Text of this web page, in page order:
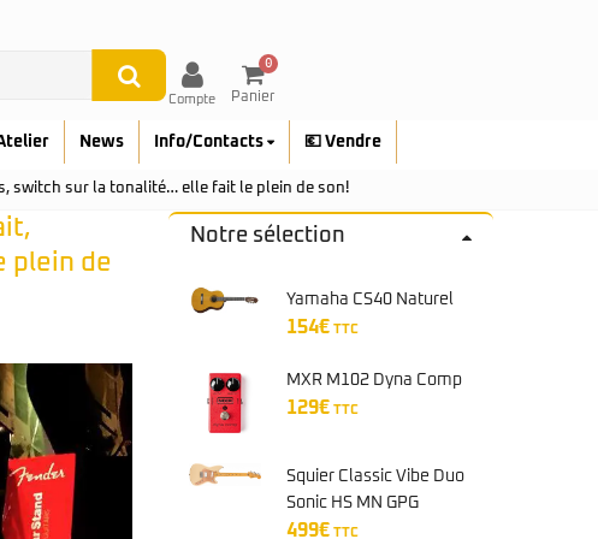
Compte
0
Panier
News Info/Contacts 💶 Vendre
switch sur la tonalité… elle fait le plein de son!
plein de
Notre sélection
Yamaha CS40 Naturel
154€ TTC
MXR M102 Dyna Comp
129€ TTC
Squier Classic Vibe Duo
Sonic HS MN GPG
Desert Sand
499€ TTC